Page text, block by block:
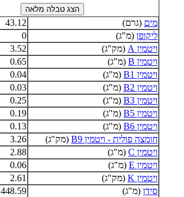
מים (גרם) 43.12
ליקופן (מ"ג) 0
ויטמין A
(מק"ג) 3.52
ויטמין B
(מ"ג) 0.65
ויטמין B1
(מ"ג) 0.04
ויטמין B2
(מ"ג) 0.03
ויטמין B3
(מ"ג) 0.25
ויטמין B5
(מ"ג) 0.19
ויטמין B6
(מ"ג) 0.13
חומצה פולית - ויטמין B9
(מק"ג) 3.26
ויטמין C
(מ"ג) 2.88
ויטמין E
(מ"ג) 0.06
ויטמין K
(מק"ג) 2.61
סידן (מ"ג) 448.59